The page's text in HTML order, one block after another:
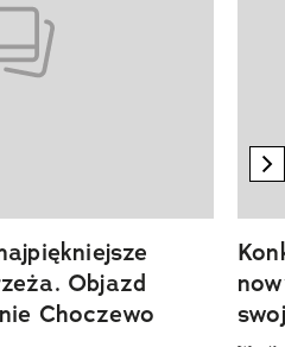
Objazd
Choczewo